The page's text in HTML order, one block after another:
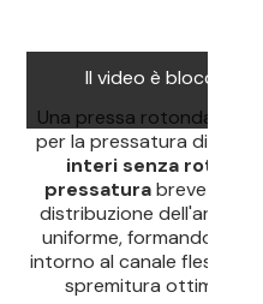
Il video è bloccato.
Una pressa rotonda
per la pressatura di
interi senza rotazione
pressaturabrevettato
distribuzione dell'aria, la
uniforme, formando un
intorno al canale flessibile
spremitura ottimale